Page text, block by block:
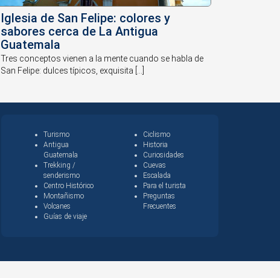
Iglesia de San Felipe: colores y
sabores cerca de La Antigua
Guatemala
Tres conceptos vienen a la mente cuando se habla de
San Felipe: dulces típicos, exquisita [...]
Turismo
Antigua
Guatemala
Trekking /
senderismo
Centro Histórico
Montañismo
Volcanes
Guías de viaje
Ciclismo
Historia
Curiosidades
Cuevas
Escalada
Para el turista
Preguntas
Frecuentes